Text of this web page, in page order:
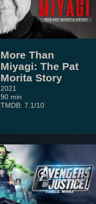
More Than
Miyagi: The Pat
Morita Story
2021
90 min
TMDB: 7.1/10